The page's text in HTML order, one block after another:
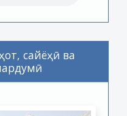
сайёҳӣ ва